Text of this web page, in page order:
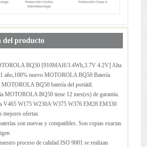
del producto
BQ50[910MAH/3.4Wh,3.7V 4.2V] Alta
año,100% nuevo MOTOROLA BQ50 Batería.
MOTOROLA BQ50 batería del portátil.
MOTOROLA BQ50 tiene 12 mes(es) de garantía.
V465 W175 W230A W375 W376 EM28 EM330
mejores ofertas.
son nuevas y compatibles. Son copias exactas
proceso de calidad ISO 9001 se realizan